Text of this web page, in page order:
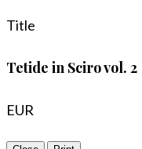
Title
Tetide in Sciro vol. 2
EUR